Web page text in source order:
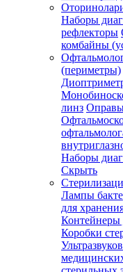
Наборы
рефлекторы
комбайны
(периметры)
линз
Наборы
Скрыть
Лампы
для
Контейнеры
Коробки